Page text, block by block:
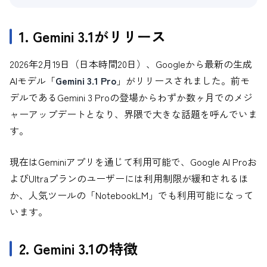
1. Gemini 3.1がリリース
2026年2月19日（日本時間20日）、Googleから最新の生成
AIモデル「Gemini 3.1 Pro 」がリリースされました。前モ
デルであるGemini 3 Proの登場からわずか数ヶ月でのメジ
ャーアップデートとなり、界隈で大きな話題を呼んでいま
す。
現在はGeminiアプリを通じて利用可能で、Google AI Proお
よびUltraプランのユーザーには利用制限が緩和されるほ
か、人気ツールの「NotebookLM」でも利用可能になって
います。
2. Gemini 3.1の特徴